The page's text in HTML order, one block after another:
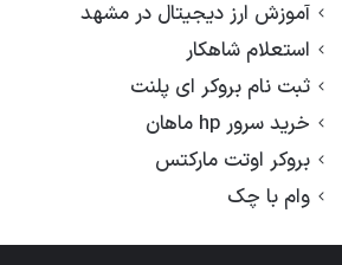
آموزش ارز دیجیتال در مشهد
استعلام شاهکار
ثبت نام بروکر ای پلنت
خرید سرور hp ماهان
بروکر اوتت مارکتس
وام با چک